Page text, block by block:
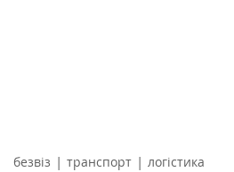
безвіз | транспорт | логістика